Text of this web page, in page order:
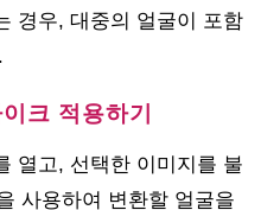
경우, 대중의 얼굴이 포함
크 적용하기
열고, 선택한 이미지를 불
사용하여 변환할 얼굴을